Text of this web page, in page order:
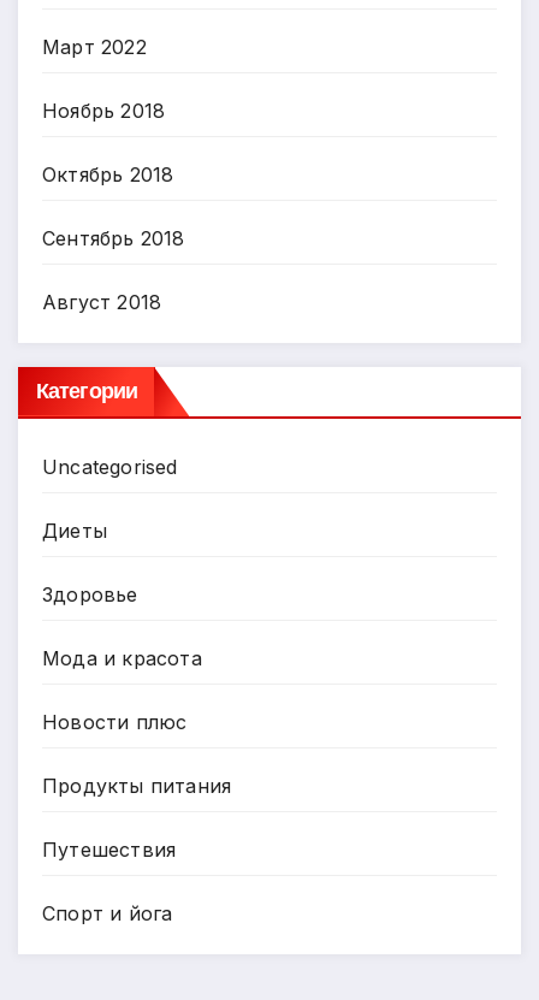
Март 2022
Ноябрь 2018
Октябрь 2018
Сентябрь 2018
Август 2018
Категории
Uncategorised
Диеты
Здоровье
Мода и красота
Новости плюс
Продукты питания
Путешествия
Спорт и йога